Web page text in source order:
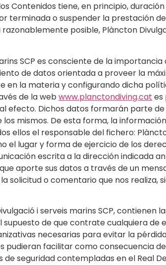
Contenidos tiene, en principio,
terminada o suspender la prestación
posible, Plàncton
SCP es consciente de la
de datos orientada a proveer la
en la materia y configurando dicha
de la web www.planctondiving.cat es
efecto. Dichos datos formarán parte
mismos. De esta forma, la
ellos el responsable del fichero:
el lugar y forma de ejercicio de los
escrita a la dirección indicada
aporte sus datos a través de un
solicitud o comentario que nos realiza,
i serveis marins SCP, contienen
de que contrate cualquiera de
necesarias para evitar la
pudieran facilitar como consecuencia
de seguridad contempladas en el Real